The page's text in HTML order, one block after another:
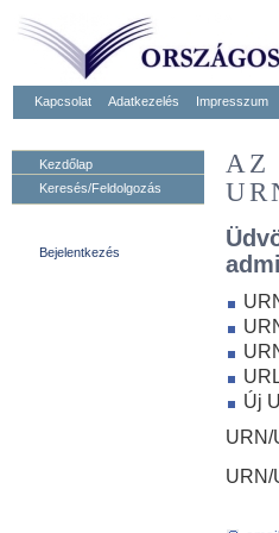
Kapcsolat Adatkezelés Impresszum
Kezdőlap
Keresés/Feldolgozás
Bejelentkezés
AZ
Új
URN/
URN/